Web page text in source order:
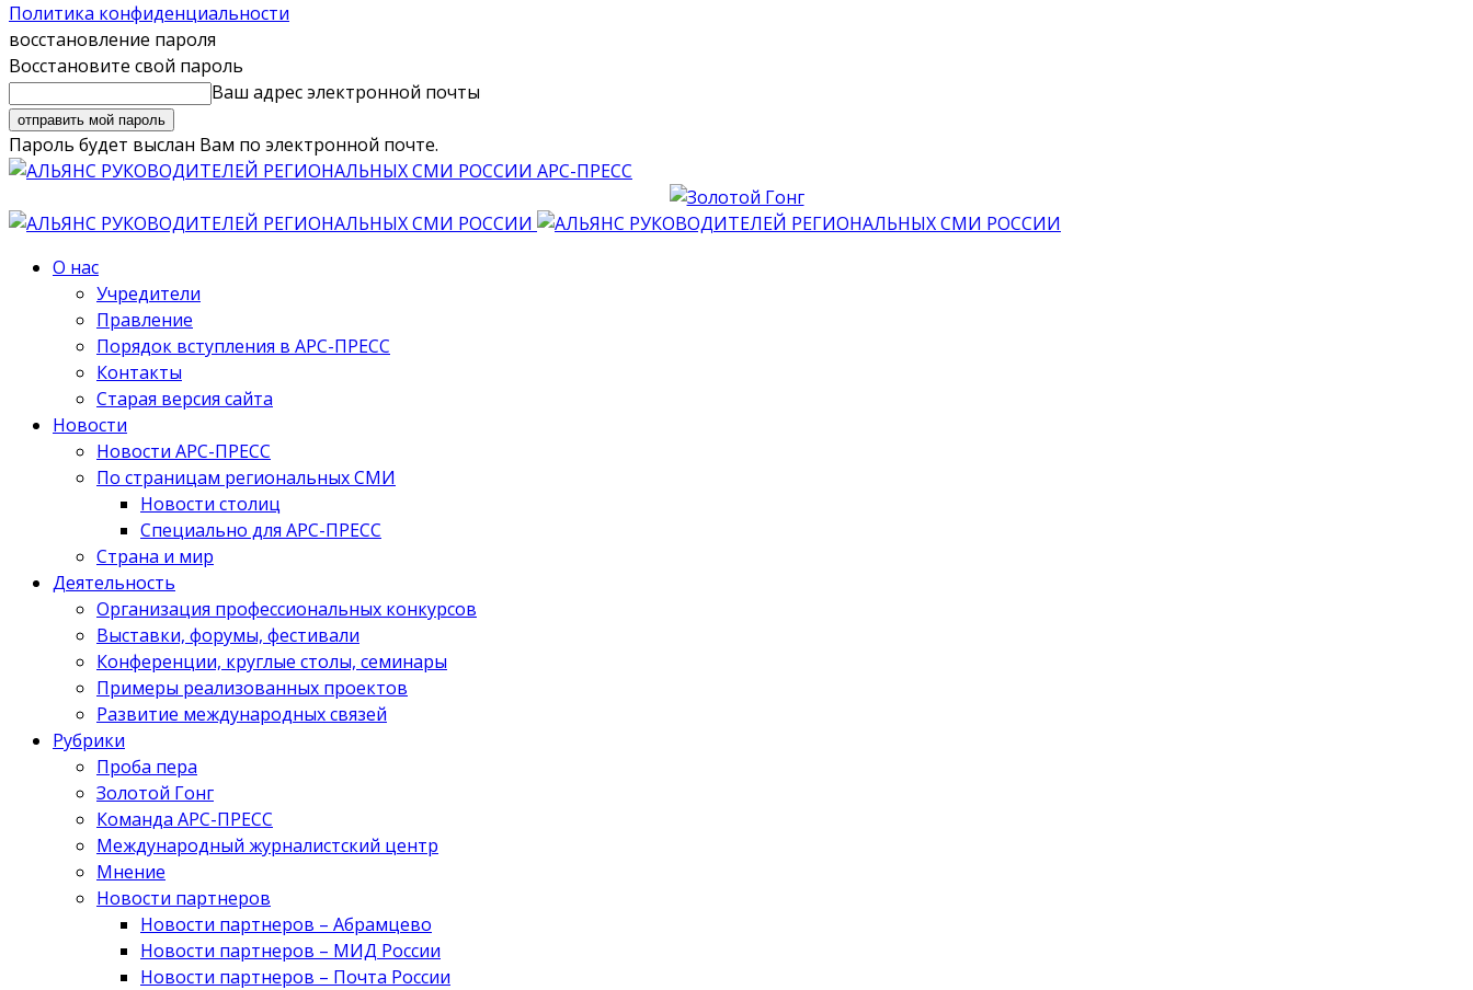
Политика конфиденциальности
восстановление пароля
Восстановите свой пароль
Ваш адрес электронной почты
Пароль будет выслан Вам по электронной почте.
АРС-ПРЕСС
О нас
Учредители
Правление
Порядок вступления в АРС-ПРЕСС
Контакты
Старая версия сайта
Новости
Новости АРС-ПРЕСС
По страницам региональных СМИ
Новости столиц
Специально для АРС-ПРЕСС
Страна и мир
Деятельность
Организация профессиональных конкурсов
Выставки, форумы, фестивали
Конференции, круглые столы, семинары
Примеры реализованных проектов
Развитие международных связей
Рубрики
Проба пера
Золотой Гонг
Команда АРС-ПРЕСС
Международный журналистский центр
Мнение
Новости партнеров
Новости партнеров – Абрамцево
Новости партнеров – МИД России
Новости партнеров – Почта России